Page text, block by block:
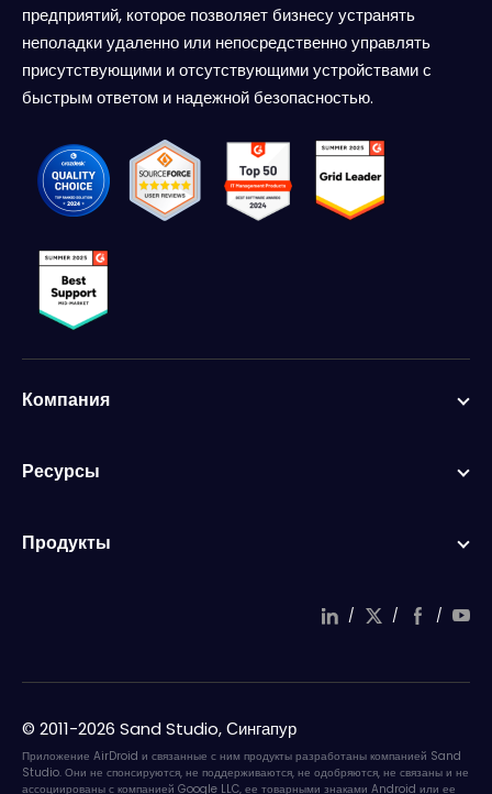
предприятий, которое позволяет бизнесу устранять
неполадки удаленно или непосредственно управлять
присутствующими и отсутствующими устройствами с
быстрым ответом и надежной безопасностью.
Компания
Ресурсы
Продукты
/ / /
© 2011-2026 Sand Studio, Сингапур
Приложение AirDroid и связанные с ним продукты разработаны компанией Sand
Studio. Они не спонсируются, не поддерживаются, не одобряются, не связаны и не
ассоциированы с компанией Google LLC, ее товарными знаками Android или ее